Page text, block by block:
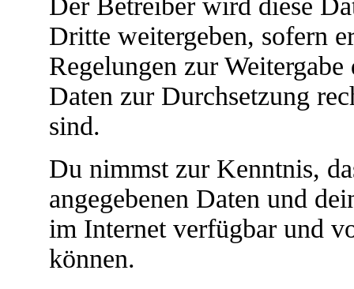
Der Betreiber wird diese
Dritte weitergeben, sofern
Regelungen zur
Daten zur Durchsetzung
sind.
Du nimmst zur Kenntnis,
angegebenen Daten und
im Internet verfügbar und
können.